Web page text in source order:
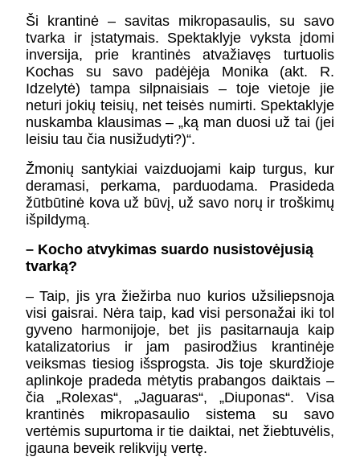
Ši krantinė – savitas mikropasaulis, su savo
tvarka ir įstatymais. Spektaklyje vyksta įdomi
inversija, prie krantinės atvažiavęs turtuolis
Kochas su savo padėjėja Monika (akt. R.
Idzelytė) tampa silpnaisiais – toje vietoje jie
neturi jokių teisių, net teisės numirti. Spektaklyje
nuskamba klausimas – „ką man duosi už tai (jei
leisiu tau čia nusižudyti?)“.
Žmonių santykiai vaizduojami kaip turgus, kur
deramasi, perkama, parduodama. Prasideda
žūtbūtinė kova už būvį, už savo norų ir troškimų
išpildymą.
– Kocho atvykimas suardo nusistovėjusią
tvarką?
– Taip, jis yra žiežirba nuo kurios užsiliepsnoja
visi gaisrai. Nėra taip, kad visi personažai iki tol
gyveno harmonijoje, bet jis pasitarnauja kaip
katalizatorius ir jam pasirodžius krantinėje
veiksmas tiesiog išsprogsta. Jis toje skurdžioje
aplinkoje pradeda mėtytis prabangos daiktais –
čia „Rolexas“, „Jaguaras“, „Diuponas“. Visa
krantinės mikropasaulio sistema su savo
vertėmis supurtoma ir tie daiktai, net žiebtuvėlis,
įgauna beveik relikvijų vertę.